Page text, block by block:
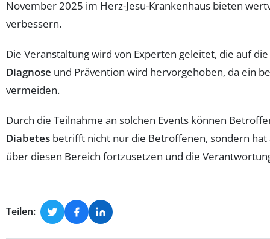
November 2025 im Herz-Jesu-Krankenhaus bieten
verbessern.
Die Veranstaltung wird von Experten geleitet, die auf
Diagnose und Prävention wird hervorgehoben, da ein
vermeiden.
Durch die Teilnahme an solchen Events können
Diabetes betrifft nicht nur die Betroffenen, sondern hat
über diesen Bereich fortzusetzen und die
Teilen: